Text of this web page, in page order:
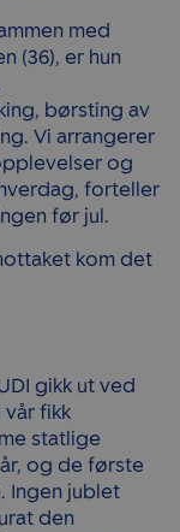
med
(36), er hun
børsting av
Vi arrangerer
og
forteller
før jul.
kom det
gikk ut ved
fikk
statlige
og de første
Ingen jublet
den